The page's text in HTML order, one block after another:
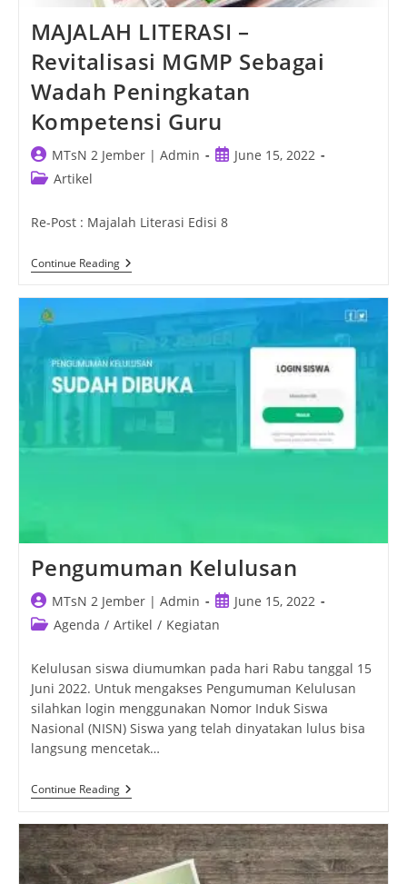
MAJALAH LITERASI –
Revitalisasi MGMP Sebagai
Wadah Peningkatan
Kompetensi Guru
Post
author:
MTsN 2 Jember | Admin
PostJune 15, 2022
PostArtikel
Re-Post : Majalah Literasi Edisi 8
Continue ReadingMAJALAH
LITERASI
MGMP
Sebagai
Wadah
Peningkatan
Kompetensi
Guru
Pengumuman Kelulusan
Post
author:
MTsN 2 Jember | Admin
Post
published:
June 15, 2022
PostAgenda / Artikel / Kegiatan
Kelulusan siswa diumumkan pada hari Rabu tanggal 15
Juni 2022. Untuk mengakses Pengumuman Kelulusan
silahkan login menggunakan Nomor Induk Siswa
Nasional (NISN) Siswa yang telah dinyatakan lulus bisa
langsung mencetak…
Continue ReadingPengumuman
Kelulusan